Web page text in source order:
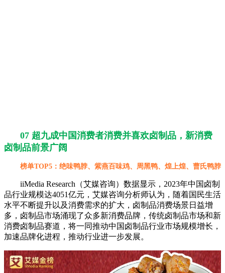
07 超九成中国消费者消费并喜欢卤制品，新消费
卤制品前景广阔
榜单TOP5：绝味鸭脖、紫燕百味鸡、周黑鸭、煌上煌、曹氏鸭脖
iiMedia Research（艾媒咨询）数据显示，2023年中国卤制
品行业规模达4051亿元，艾媒咨询分析师认为，随着国民生活
水平不断提升以及消费需求的扩大，卤制品消费场景日益增
多，卤制品市场涌现了众多新消费品牌，传统卤制品市场和新
消费卤制品赛道，将一同推动中国卤制品行业市场规模增长，
加速品牌化进程，推动行业进一步发展。